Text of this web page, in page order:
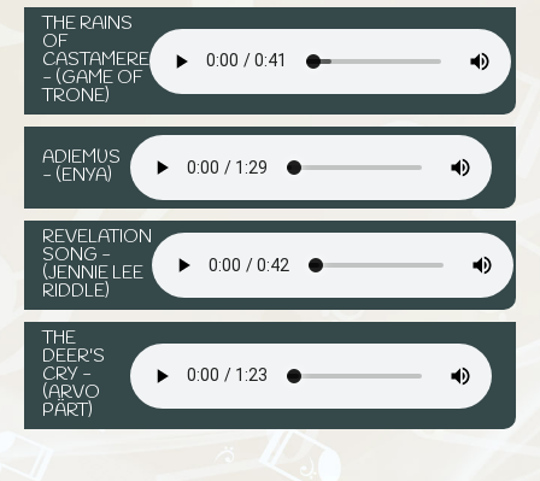
THE RAINS
OF
CASTAMERE
- (GAME OF
TRONE)
ADIEMUS
- (ENYA)
REVELATION
SONG -
(JENNIE LEE
RIDDLE)
THE
DEER'S
CRY -
(ARVO
PÄRT)